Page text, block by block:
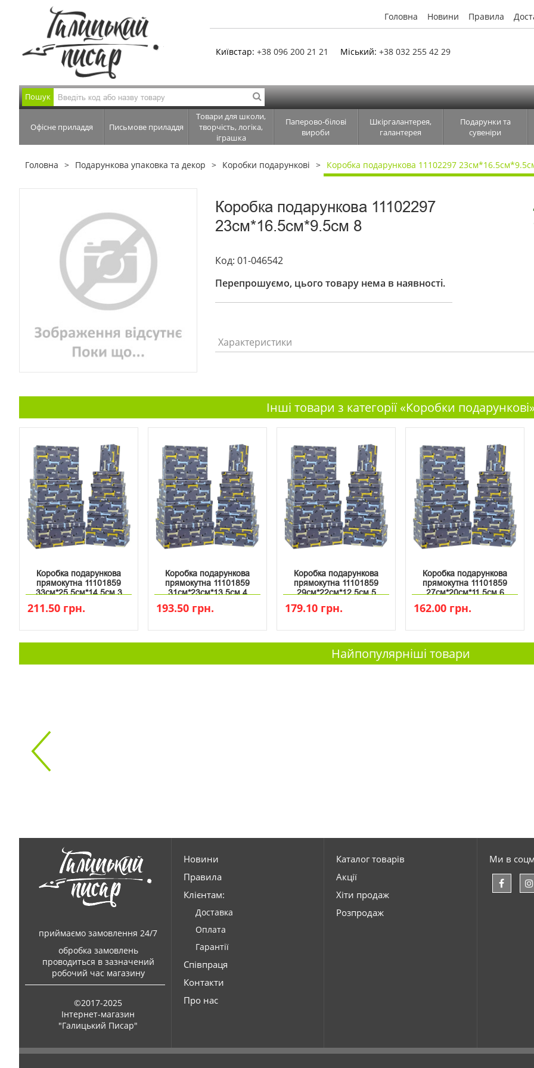
Головна Новини Правила
Київстар: +38 096 200 21 21 Міський: +38 032 255 42 29
Пошук
Офісне приладдя Письмове приладдя
Товари для школи,
творчість, логіка,
іграшка
Паперово-білові
вироби
Шкіргалантерея,
галантерея
Подарунки та
сувеніри
Головна Подарункова упаковка та декор Коробки подарункові Коробка подарункова 11102297
Коробка подарункова 11102297
23см*16.5см*9.5см 8
Код: 01-046542
Перепрошуємо, цього товару нема в наявності.
Характеристики
Інші товари з категорії «Коробки
Коробка подарункова
прямокутна 11101859
33см*25.5см*14.5см 3
211.50 грн.
Коробка подарункова
прямокутна 11101859
31см*23см*13.5см 4
193.50 грн.
Коробка подарункова
прямокутна 11101859
29см*22см*12.5см 5
179.10 грн.
Коробка подарункова
прямокутна 11101859
27см*20см*11.5см 6
162.00 грн.
Найпопулярніші товари
приймаємо замовлення 24/7
обробка замовлень
проводиться в зазначений
робочий час магазину
©2017-2025
Інтернет-магазин
"Галицький Писар"
Новини
Правила
Клієнтам:
Доставка
Оплата
Гарантії
Співпраця
Контакти
Про нас
Каталог товарів
Акції
Хіти продаж
Розпродаж
Ми в